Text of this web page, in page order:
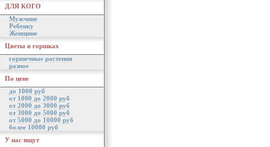
ДЛЯ КОГО
Мужчине
Ребенку
Женщине
Цветы в горшках
горшечные растения
разное
По цене
до 1000 руб
от 1000 до 2000 руб
от 2000 до 3000 руб
от 3000 до 5000 руб
от 5000 до 10000 руб
более 10000 руб
У нас ищут